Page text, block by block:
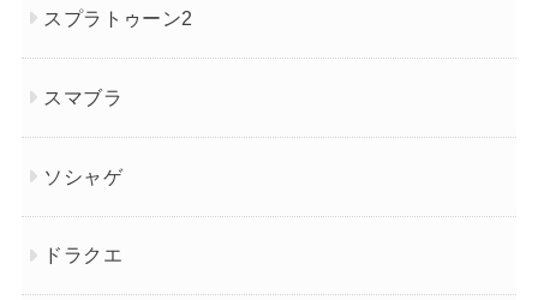
スプラトゥーン2
スマブラ
ソシャゲ
ドラクエ